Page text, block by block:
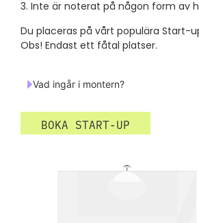
3. Inte är noterat på någon form av
Du placeras på vårt populära Start-
Obs! Endast ett fåtal platser.
Vad ingår i montern?
BOKA START-UP